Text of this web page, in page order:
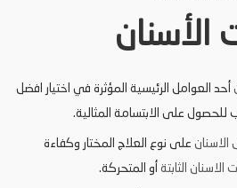
الأسنان
أحد العوامل الرئيسية المؤثرة في اختيار افضل
للحصول على الابتسامة المثالية.
الاسنان على نوع العلاج المختار وكفاءة
الاسنان الثابتة أو المتحركة.